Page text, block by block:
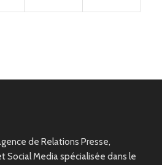
de Relations Presse,
Social Media spécialisée dans le